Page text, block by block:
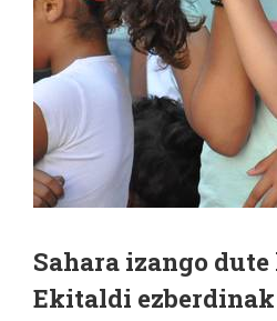
Sahara izango
Ekitaldi